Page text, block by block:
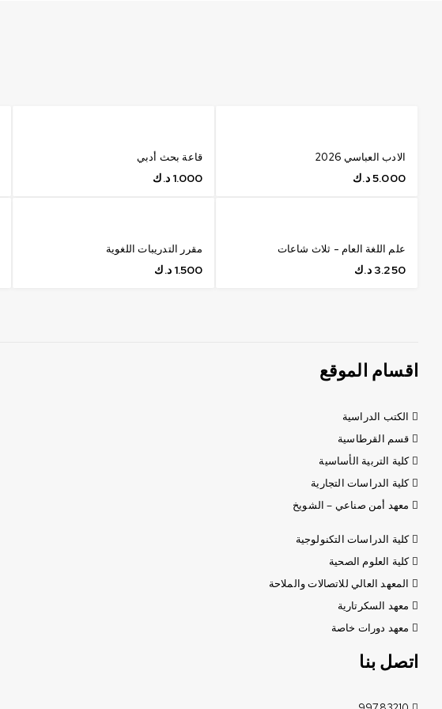
الادب العباسي 2026
5.000د.ك
قاعة بحث أدبي
1.000 د.ك
علم اللغة العام - ثلاث شاعات
3.250 د.ك
مقرر التدريبات اللغوية
1.500 د.ك
اقسام الموقع
الكتب الدراسية
قسم القرطاسية
كلية التربية الأساسية
كلية الدراسات التجارية
معهد أمن صناعي – الشويخ
كلية الدراسات التكنولوجية
كلية العلوم الصحية
المعهد العالي للاتصالات والملاحة
معهد السكرتارية
معهد دورات خاصة
اتصل بنا